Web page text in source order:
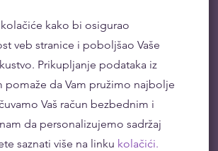
kako bi osigurao
veb stranice i poboljšao Vaše
Prikupljanje podataka iz
pomaže da Vam pružimo najbolje
Vaš račun bezbednim i
da personalizujemo sadržaj
saznati više na linku kolačići.